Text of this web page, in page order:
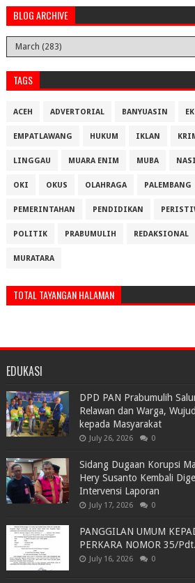
BLOG ARCHIVE
TAGS
ACEH ADVERTORIAL BANYUASIN
EMPATLAWANG HUKUM IKLAN
LINGGAU MUARA ENIM MUBA
OKI OKUS OLAHRAGA PALEMBANG
PEMERINTAHAN PENDIDIKAN
POLITIK PRABUMULIH REDAKSIONAL
MURATARA
TOTAL TAYANGAN HALAMAN
EDUKASI
DPD PAN Prabumulih
Relawan dan Warga,
kepada Masyarakat
July 26, 2026 0
Sidang Dugaan Korupsi
Hery Susanto Kembali
Intervensi Laporan
July 17, 2026 0
PANGGILAN UMUM
PERKARA NOMOR 35/
July 16, 2026 0